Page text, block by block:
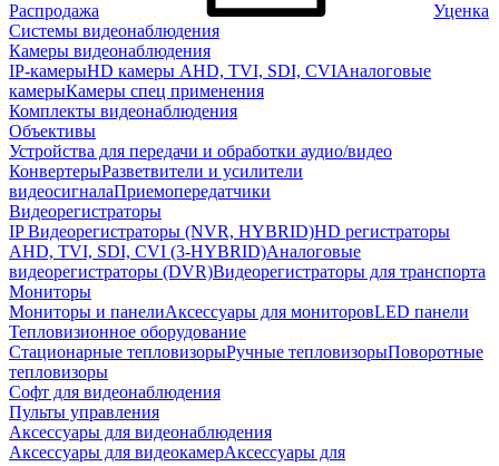
Распродажа
Уценка
Системы видеонаблюдения
Камеры видеонаблюдения
IP-камерыHD камеры AHD, TVI, SDI, CVIАналоговые
камерыКамеры спец применения
Комплекты видеонаблюдения
Объективы
Устройства для передачи и обработки аудио/видео
КонвертерыРазветвители и усилители
видеосигналаПриемопередатчики
Видеорегистраторы
IP Видеорегистраторы (NVR, HYBRID)HD регистраторы
AHD, TVI, SDI, CVI (3-HYBRID)Аналоговые
видеорегистраторы (DVR)Видеорегистраторы для транспорта
Мониторы
Мониторы и панелиАксессуары для мониторовLED панели
Тепловизионное оборудование
Стационарные тепловизорыРучные тепловизорыПоворотные
тепловизоры
Софт для видеонаблюдения
Пульты управления
Аксессуары для видеонаблюдения
Аксессуары для видеокамерАксессуары для